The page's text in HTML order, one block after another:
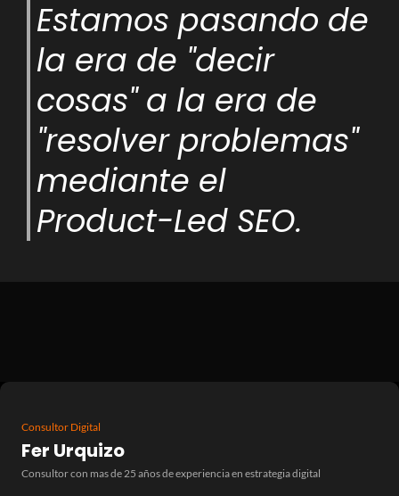
Estamos pasando de
la era de "decir
cosas" a la era de
"resolver problemas"
mediante el
Product-Led SEO.
Consultor Digital
Fer Urquizo
Consultor con mas de 25 años de experiencia en estrategia digital